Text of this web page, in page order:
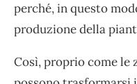
perché, in questo
produzione della
Così, proprio come le